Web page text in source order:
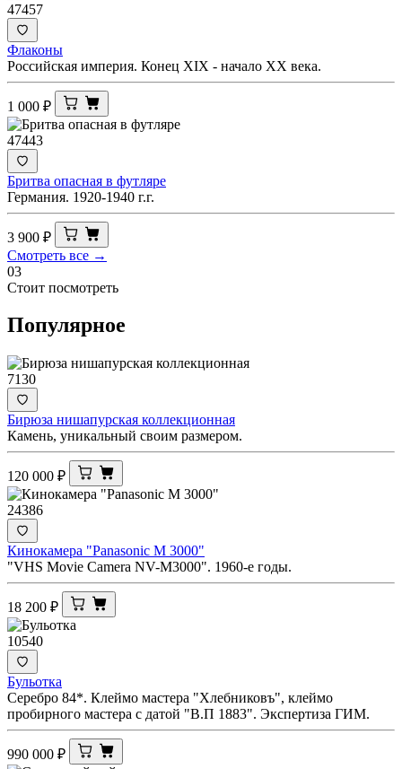
47457
Флаконы
Российская империя. Конец XIX - начало XX века.
1 000 ₽
47443
Бритва опасная в футляре
Германия. 1920-1940 г.г.
3 900 ₽
Смотреть все →
03
Стоит посмотреть
Популярное
7130
Бирюза нишапурская коллекционная
Камень, уникальный своим размером.
120 000 ₽
24386
Кинокамера "Panasonic M 3000"
"VHS Movie Camera NV-M3000". 1960-е годы.
18 200 ₽
10540
Бульотка
Серебро 84*. Клеймо мастера "Хлебниковъ", клеймо
пробирного мастера с датой "В.П 1883". Экспертиза ГИМ.
990 000 ₽